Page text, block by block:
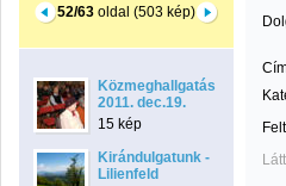
52/63 oldal (503 kép)
Közmeghallgatás
2011. dec.19.
15 kép
Kirándulgatunk -
Lilienfeld